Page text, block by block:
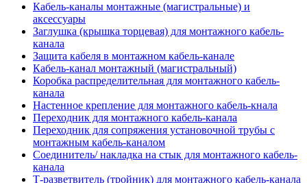
Кабель-каналы монтажные (магистральные) и
аксессуары
Заглушка (крышка торцевая) для монтажного кабель-
канала
Защита кабеля в монтажном кабель-канале
Кабель-канал монтажный (магистральный)
Коробка распределительная для монтажного кабель-
канала
Настенное крепление для монтажного кабель-кнала
Переходник для монтажного кабель-канала
Переходник для сопряжения установочной трубы с
монтажным кабель-каналом
Соединитель/ накладка на стык для монтажного кабель-
канала
Т-разветвитель (тройник) для монтажного кабель-канала